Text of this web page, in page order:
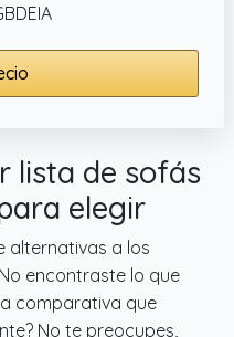
lista de sofás
elegir
alternativas a los
encontraste lo que
comparativa que
No te preocupes,